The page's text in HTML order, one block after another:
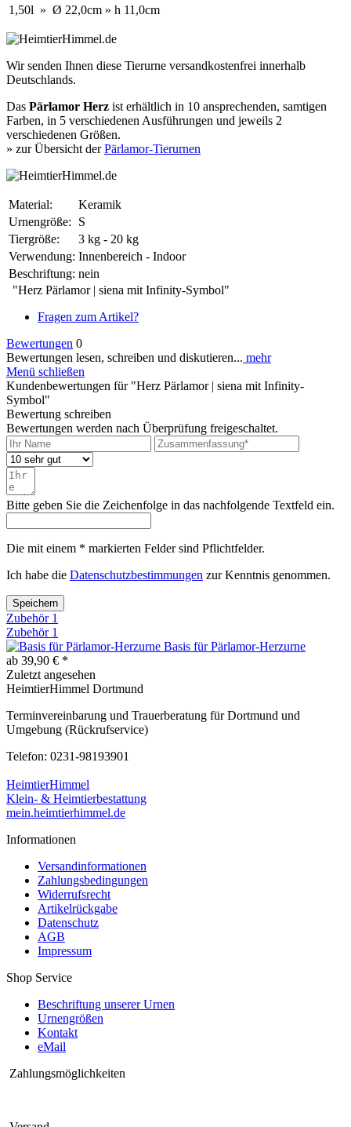
1,50l » Ø 22,0cm » h 11,0cm
Wir senden Ihnen diese Tierurne versandkostenfrei innerhalb
Deutschlands.
Das Pärlamor Herz ist erhältlich in 10 ansprechenden, samtigen
Farben, in 5 verschiedenen Ausführungen und jeweils 2
verschiedenen Größen.
» zur Übersicht derPärlamor-Tierurnen
Material:
Keramik
Urnengröße:
S
Tiergröße:
3 kg - 20 kg
Verwendung: Innenbereich - Indoor
Beschriftung: nein
"Herz Pärlamor | siena mit Infinity-Symbol"
Fragen zum Artikel?
Bewertungen 0
Bewertungen lesen, schreiben und diskutieren... mehr
Menü schließen
Kundenbewertungen für "Herz Pärlamor | siena mit Infinity-
Symbol"
Bewertung schreiben
Bewertungen werden nach Überprüfung freigeschaltet.
Bitte geben Sie die Zeichenfolge in das nachfolgende Textfeld ein.
Die mit einem * markierten Felder sind Pflichtfelder.
Ich habe die Datenschutzbestimmungen zur Kenntnis genommen.
Speichern
Zubehör 1
Zubehör 1
Basis für Pärlamor-Herzurne
ab 39,90 € *
Zuletzt angesehen
HeimtierHimmel Dortmund
Terminvereinbarung und Trauerberatung für Dortmund und
Umgebung (Rückrufservice)
Telefon: 0231-98193901
HeimtierHimmel
Klein- & Heimtierbestattung
mein.heimtierhimmel.de
Informationen
Versandinformationen
Zahlungsbedingungen
Widerrufsrecht
Artikelrückgabe
Datenschutz
AGB
Impressum
Shop Service
Beschriftung unserer Urnen
Urnengrößen
Kontakt
eMail
Zahlungsmöglichkeiten